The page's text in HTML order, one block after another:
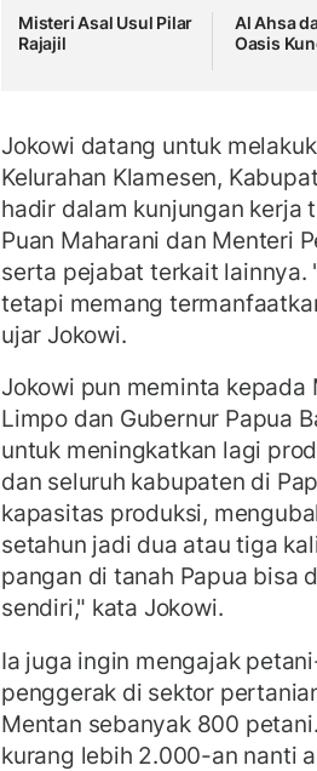
Misteri Asal Usul Pilar
Rajajil
Al Ahsa
Oasis
Jokowi datang untuk
Kelurahan Klamesen,
hadir dalam kunjungan kerja
Puan Maharani dan Menteri
serta pejabat terkait lainnya.
tetapi memang
ujar Jokowi.
Jokowi pun meminta kepada
Limpo dan Gubernur Papua
untuk meningkatkan lagi
dan seluruh kabupaten di
kapasitas produksi,
setahun jadi dua atau tiga
pangan di tanah Papua bisa
sendiri," kata Jokowi.
Ia juga ingin mengajak
penggerak di sektor
Mentan sebanyak 800
kurang lebih 2.000-an nanti